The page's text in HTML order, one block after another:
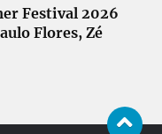
Festival 2026
Flores, Zé